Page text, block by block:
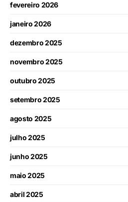
fevereiro 2026
janeiro 2026
dezembro 2025
novembro 2025
outubro 2025
setembro 2025
agosto 2025
julho 2025
junho 2025
maio 2025
abril 2025